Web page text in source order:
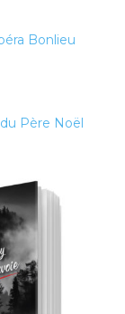
Bonlieu
Père Noël